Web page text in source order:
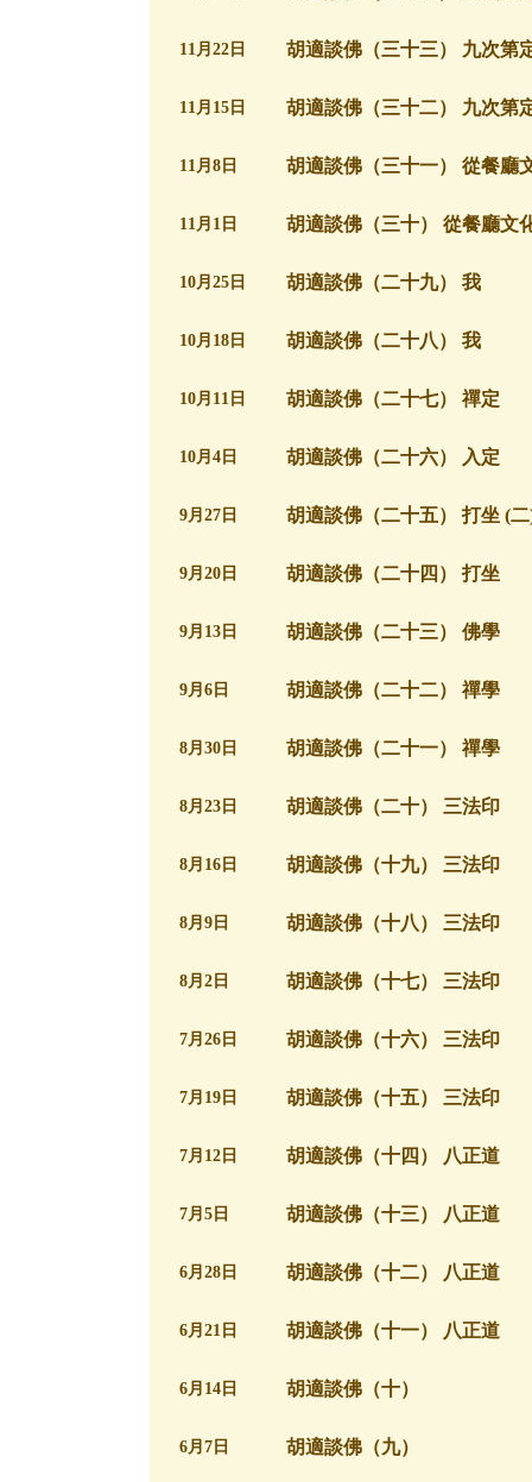
11月22日 胡適談佛（三十三） 九次第
11月15日 胡適談佛（三十二） 九次第
11月8日 胡適談佛（三十一） 從餐廳
11月1日 胡適談佛（三十） 從餐廳文
10月25日 胡適談佛（二十九） 我
10月18日 胡適談佛（二十八） 我
10月11日 胡適談佛（二十七） 禪定
10月4日 胡適談佛（二十六） 入定
9月27日 胡適談佛（二十五） 打坐 (
9月20日 胡適談佛（二十四） 打坐
9月13日 胡適談佛（二十三） 佛學
9月6日 胡適談佛（二十二） 禪學
8月30日 胡適談佛（二十一） 禪學
8月23日 胡適談佛（二十） 三法印
8月16日 胡適談佛（十九） 三法印
8月9日 胡適談佛（十八） 三法印
8月2日 胡適談佛（十七） 三法印
7月26日 胡適談佛（十六） 三法印
7月19日 胡適談佛（十五） 三法印
7月12日 胡適談佛（十四） 八正道
7月5日 胡適談佛（十三） 八正道
6月28日 胡適談佛（十二） 八正道
6月21日 胡適談佛（十一） 八正道
6月14日 胡適談佛（十）
6月7日 胡適談佛（九）